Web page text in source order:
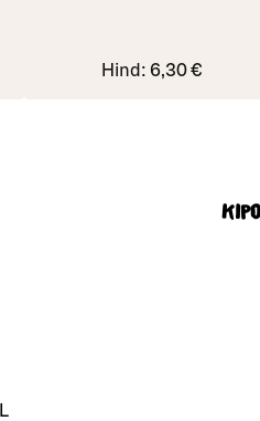
Hind: 6,30 €
L